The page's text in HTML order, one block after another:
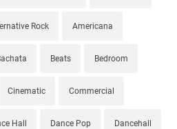
Rock Americana
Beats Bedroom
Cinematic Commercial
Hall Dance Pop Dancehall